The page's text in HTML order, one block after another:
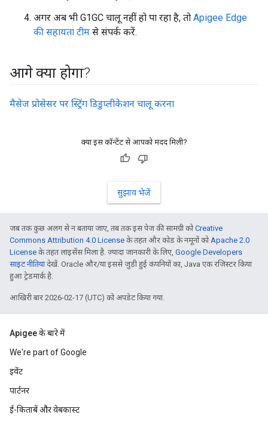
अगर अब भी G1GC चालू नहीं हो पा रहा है, तो Apigee Edge
की सहायता टीम से संपर्क करें.
आगे क्या होगा?
मैसेज प्रोसेसर पर स्ट्रिंग डिडुप्लीकेशन चालू करना
क्या इस कॉन्टेंट से आपको मदद मिली?
सुझाव भेजें
जब तक कुछ अलग से न बताया जाए, तब तक इस पेज की सामग्री कोCreative
Commons Attribution 4.0 License के तहत और कोड के नमूनों कोApache 2.0
License के तहत लाइसेंस मिला है. ज़्यादा जानकारी के लिए, Google Developers
साइट नीतियांदेखें. Oracle और/या इससे जुड़ी हुई कंपनियों का, Java एक रजिस्टर किया
हुआ ट्रेडमार्क है.
आखिरी बार 2026-02-17 (UTC) को अपडेट किया गया.
Apigee के बारे में
We're part of Google
इवेंट
पार्टनर
ई-किताबें और वेबकास्ट